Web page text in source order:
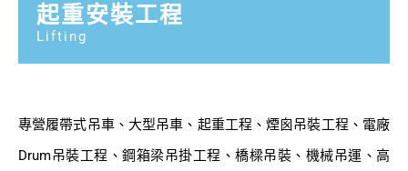
起重安裝工程
Lifting
專營履帶式吊車、大型吊車、起重工程、煙囪吊裝工程、電廠
Drum吊裝工程、鋼箱梁吊掛工程、橋樑吊裝、機械吊運、高